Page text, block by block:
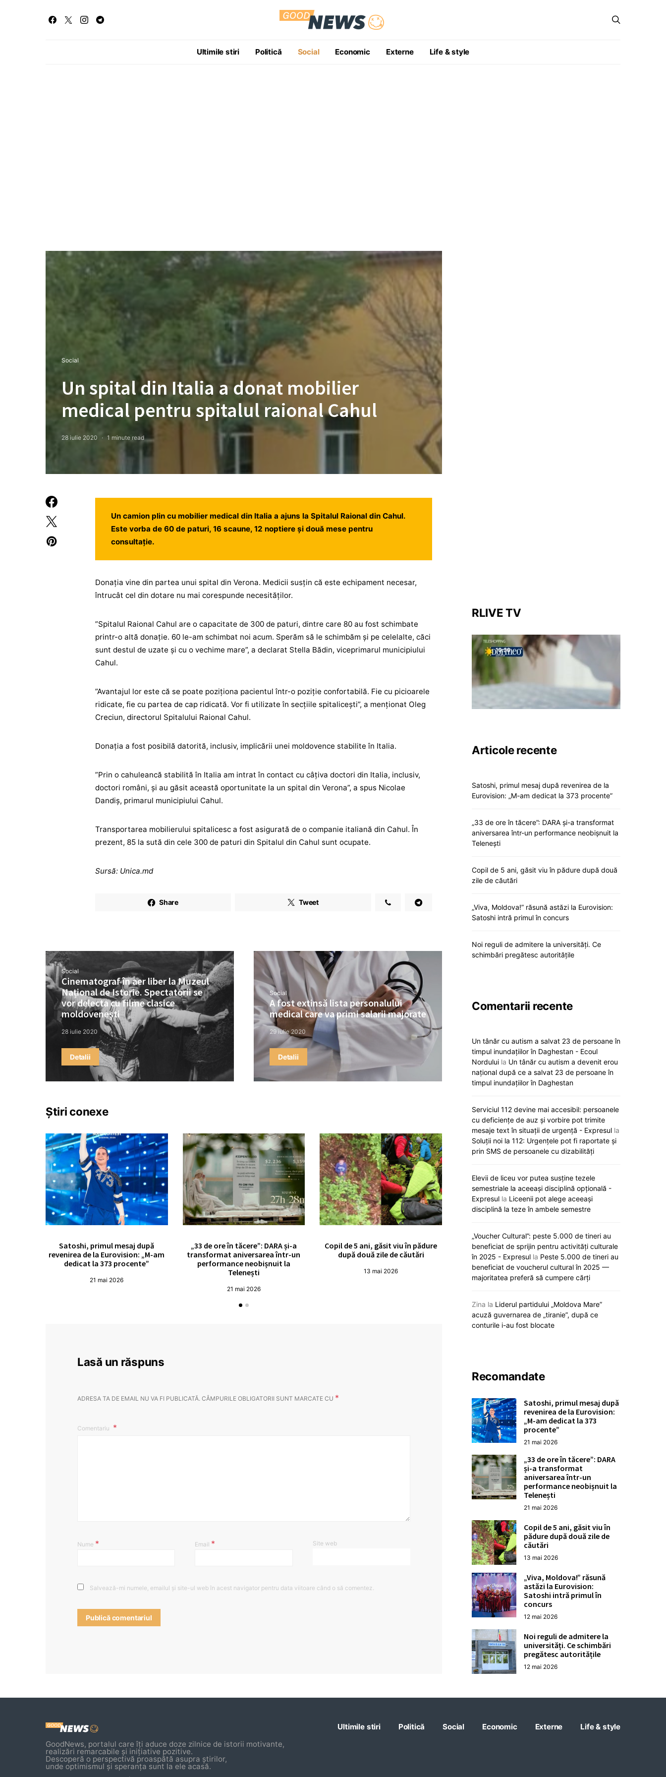
Ultimile stiri Politică Social Economic Externe Life & style
Social
Un spital din Italia a donat mobilier
medical pentru spitalul raional Cahul
28 iulie 2020 1 minute read
Un camion plin cu mobilier medical din Italia a ajuns la Spitalul Raional din Cahul.
Este vorba de 60 de paturi, 16 scaune, 12 noptiere și două mese pentru
consultație.
Donația vine din partea unui spital din Verona. Medicii susțin că este echipament necesar,
întrucât cel din dotare nu mai corespunde necesităților.
”Spitalul Raional Cahul are o capacitate de 300 de paturi, dintre care 80 au fost schimbate
printr-o altă donaţie. 60 le-am schimbat noi acum. Sperăm să le schimbăm şi pe celelalte, căci
sunt destul de uzate şi cu o vechime mare”, a declarat Stella Bădin, viceprimarul municipiului
Cahul.
”Avantajul lor este că se poate poziţiona pacientul într-o poziţie confortabilă. Fie cu picioarele
ridicate, fie cu partea de cap ridicată. Vor fi utilizate în secţiile spitaliceşti”, a menţionat Oleg
Creciun, directorul Spitalului Raional Cahul.
Donaţia a fost posibilă datorită, inclusiv, implicării unei moldovence stabilite în Italia.
”Prin o cahuleancă stabilită în Italia am intrat în contact cu câţiva doctori din Italia, inclusiv,
doctori români, şi au găsit această oportunitate la un spital din Verona”, a spus Nicolae
Dandiş, primarul municipiului Cahul.
Transportarea mobilierului spitalicesc a fost asigurată de o companie italiană din Cahul. În
prezent, 85 la sută din cele 300 de paturi din Spitalul din Cahul sunt ocupate.
Sursă: Unica.md
Share Tweet
Social
Cinematograf în aer liber la Muzeul
Național de Istorie. Spectatorii se
vor delecta cu filme clasice
moldovenești
28 iulie 2020
Detalii
Social
A fost extinsă lista personalului
medical care va primi salarii majorate
29 iulie 2020
Detalii
Știri conexe
Satoshi, primul mesaj după
revenirea de la Eurovision: „M-am
dedicat la 373 procente”
21 mai 2026
„33 de ore în tăcere”: DARA și-a
transformat aniversarea într-un
performance neobișnuit la
Telenești
21 mai 2026
Copil de 5 ani, găsit viu în pădure
după două zile de căutări
13 mai 2026
„Viva, Moldova!” răsună astăzi la
Eurovision: Satoshi intră primul în
concurs
12 mai 2026
Noi reguli de
universități. Ce
Lasă un răspuns
ADRESA TA DE EMAIL NU VA FI PUBLICATĂ. CÂMPURILE OBLIGATORII SUNT MARCATE CU *
Comentariu
Nume * Email * Site web
Salvează-mi numele, emailul și site-ul web în acest navigator pentru data viitoare când o să comentez.
RLIVE TV
Articole recente
Satoshi, primul mesaj după revenirea de la
Eurovision: „M-am dedicat la 373 procente”
„33 de ore în tăcere”: DARA și-a transformat
aniversarea într-un performance neobișnuit la
Telenești
Copil de 5 ani, găsit viu în pădure după două
zile de căutări
„Viva, Moldova!” răsună astăzi la Eurovision:
Satoshi intră primul în concurs
Noi reguli de admitere la universități. Ce
schimbări pregătesc autoritățile
Comentarii recente
Un tânăr cu autism a salvat 23 de persoane în
timpul inundațiilor în Daghestan - Ecoul
Nordului la Un tânăr cu autism a devenit erou
național după ce a salvat 23 de persoane în
timpul inundațiilor în Daghestan
Serviciul 112 devine mai accesibil: persoanele
cu deficiențe de auz și vorbire pot trimite
mesaje text în situații de urgență - Expresul la
Soluții noi la 112: Urgențele pot fi raportate și
prin SMS de persoanele cu dizabilități
Elevii de liceu vor putea susține tezele
semestriale la aceeași disciplină opțională -
Expresul la Liceenii pot alege aceeași
disciplină la teze în ambele semestre
„Voucher Cultural”: peste 5.000 de tineri au
beneficiat de sprijin pentru activități culturale
în 2025 - Expresul la Peste 5.000 de tineri au
beneficiat de voucherul cultural în 2025 —
majoritatea preferă să cumpere cărți
Zina la Liderul partidului „Moldova Mare”
acuză guvernarea de „tiranie”, după ce
conturile i-au fost blocate
Recomandate
Satoshi, primul mesaj după
revenirea de la Eurovision:
„M-am dedicat la 373
procente”
21 mai 2026
„33 de ore în tăcere”: DARA
și-a transformat
aniversarea într-un
performance neobișnuit la
Telenești
21 mai 2026
Copil de 5 ani, găsit viu în
pădure după două zile de
căutări
13 mai 2026
„Viva, Moldova!” răsună
astăzi la Eurovision:
Satoshi intră primul în
concurs
12 mai 2026
Noi reguli de admitere la
universități. Ce schimbări
pregătesc autoritățile
12 mai 2026
Ultimile stiri Politică Social Economic Externe
Life & style
GoodNews, portalul care îți aduce doze zilnice de istorii motivante,
realizări remarcabile și inițiative pozitive.
Descoperă o perspectivă proaspătă asupra știrilor,
unde optimismul și speranța sunt la ele acasă.